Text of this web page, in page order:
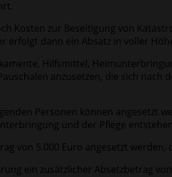
Kosten zur Beseitigung von
erfolgt dann ein Absatz in voller
Hilfsmittel,
anzusetzen, die sich
Personen können angesetzt
und der Pflege
von 5.000 Euro angesetzt
ein zusätzlicher Absetzbetrag